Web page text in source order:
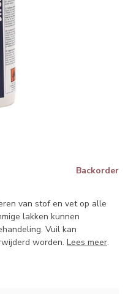
Backorder
van stof en vet op alle
lakken kunnen
Vuil kan
worden. Lees meer.